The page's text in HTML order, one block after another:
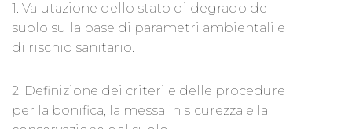
1. Valutazione dello stato di degrado del
suolo sulla base di parametri ambientali e
di rischio sanitario.
2. Definizione dei criteri e delle procedure
per la bonifica, la messa in sicurezza e la